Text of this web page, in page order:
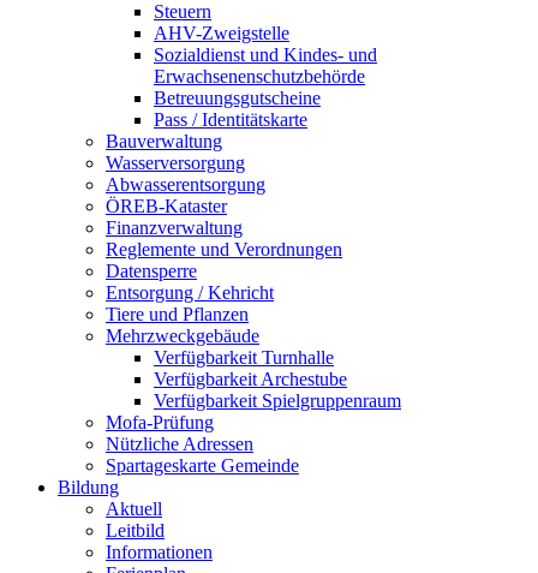
Steuern
AHV-Zweigstelle
Sozialdienst und Kindes- und
Erwachsenenschutzbehörde
Betreuungsgutscheine
Pass / Identitätskarte
Bauverwaltung
Wasserversorgung
Abwasserentsorgung
ÖREB-Kataster
Finanzverwaltung
Reglemente und Verordnungen
Datensperre
Entsorgung / Kehricht
Tiere und Pflanzen
Mehrzweckgebäude
Verfügbarkeit Turnhalle
Verfügbarkeit Archestube
Verfügbarkeit Spielgruppenraum
Mofa-Prüfung
Nützliche Adressen
Spartageskarte Gemeinde
Bildung
Aktuell
Leitbild
Informationen